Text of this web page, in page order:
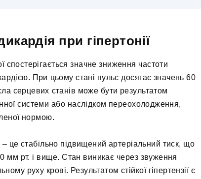
при гіпертонії
значне зниження частоти
При цьому стані пульс досягає значень 60
серцевих станів може бути результатом
системи або наслідком переохолодження,
нормою.
– це стабільно підвищений артеріальний тиск, що
мм рт. і вище. Стан виникає через звуження
руху крові. Результатом стійкої гіпертензії є